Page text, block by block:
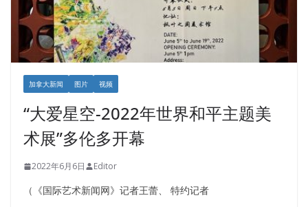
加拿大新闻 图片 视频
“大爱星空-2022年世界和平主题美
术展”多伦多开幕
2022年6月6日 Editor
（《国际艺术新闻网》记者王蕾、 特约记者